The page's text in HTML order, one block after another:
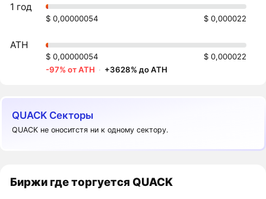
1 год
$ 0,00000054 $ 0,000022
ATH
$ 0,00000054
$ 0,000022
-97% от ATH · +3628% до ATH
QUACK Секторы
QUACK не оноситстя ни к одному сектору.
Биржи где торгуется QUACK